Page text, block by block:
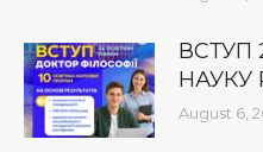
ВСТУП
НАУКУ
August 6,